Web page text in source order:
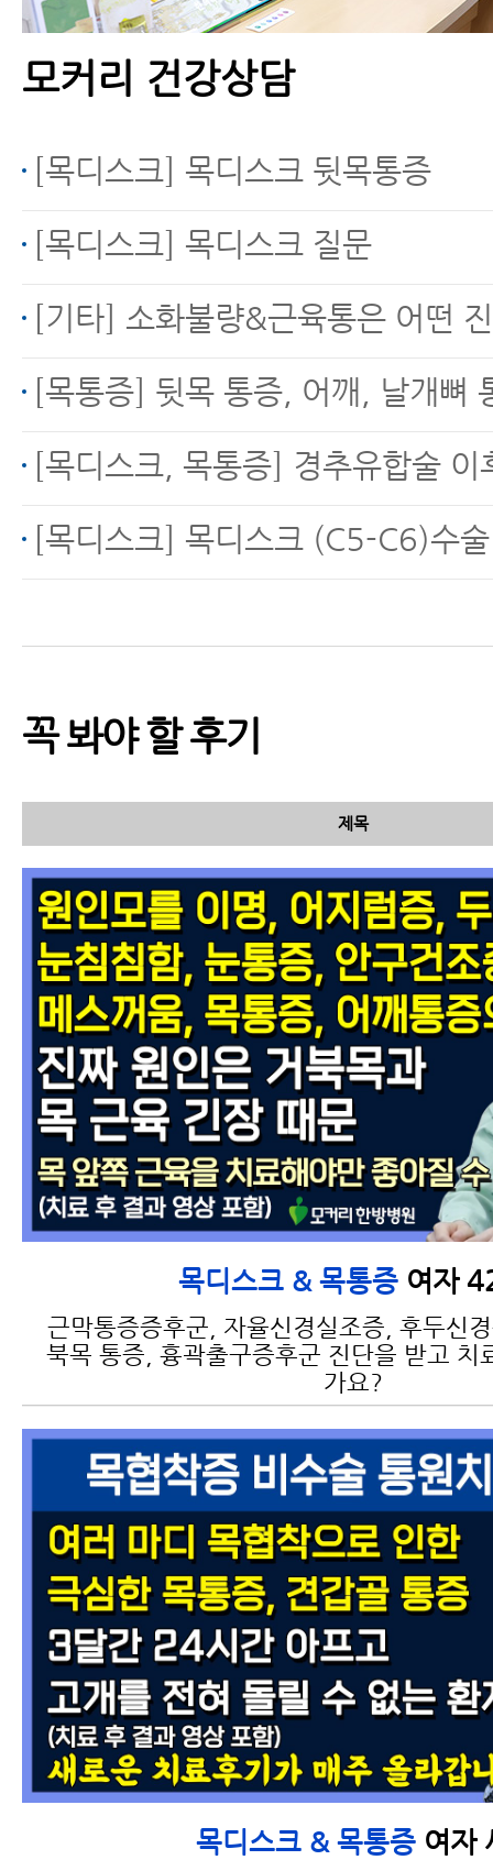
목디스크, 목통증 환자가
4가지
목디스크에 좋은 운동 -
으쓱으쓱 운동
목디스크에 좋은 운동 -
짧아진 목 앞쪽 근육 늘
목디스크운동 이거 하나
실손보험적용 가능한 한
•양방협진 목디스크 치
료 프로그램
목디스크치료방법, 한방
에서 목디스크를 치료하
는 방법과 증상이 좋아지
모커리 건강상담
[목디스크] 목디스크 뒷목통증
[목디스크] 목디스크 질문
[기타] 소화불량&근육통은 어떤 진료를
[목통증] 뒷목 통증, 어깨, 날개뼈 통
[목디스크, 목통증] 경추유합술 이후에도 뒷목통증 증상
[목디스크] 목디스크 (C5-C6)수
꼭 봐야 할 후기
제목
목디스크 & 목통증 여자
근막통증증후군, 자율신경실조증, 후두신
북목 통증, 흉곽출구증후군 진단을 받고 치
가요?
목디스크 & 목통증 여자